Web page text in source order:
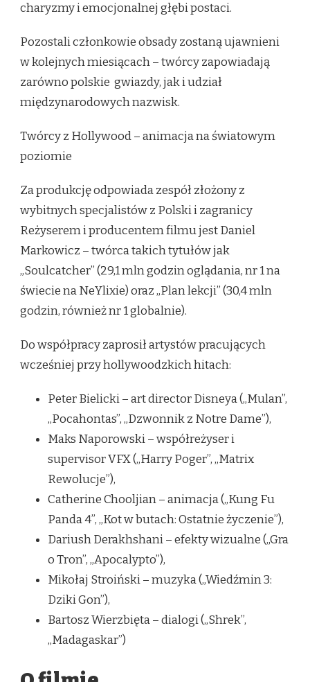
charyzmy i emocjonalnej głębi postaci.
Pozostali członkowie obsady zostaną ujawnieni
w kolejnych miesiącach – twórcy zapowiadają
zarówno polskie gwiazdy, jak i udział
międzynarodowych nazwisk.
Twórcy z Hollywood – animacja na światowym
poziomie
Za produkcję odpowiada zespół złożony z
wybitnych specjalistów z Polski i zagranicy
Reżyserem i producentem filmu jest Daniel
Markowicz – twórca takich tytułów jak
„Soulcatcher” (29,1 mln godzin oglądania, nr 1 na
świecie na NeYlixie) oraz „Plan lekcji” (30,4 mln
godzin, również nr 1 globalnie).
Do współpracy zaprosił artystów pracujących
wcześniej przy hollywoodzkich hitach:
Peter Bielicki – art director Disneya („Mulan”,
„Pocahontas”, „Dzwonnik z Notre Dame”),
Maks Naporowski – współreżyser i
supervisor VFX („Harry Poger”, „Matrix
Rewolucje”),
Catherine Chooljian – animacja („Kung Fu
Panda 4”, „Kot w butach: Ostatnie życzenie”),
Dariush Derakhshani – efekty wizualne („Gra
o Tron”, „Apocalypto”),
Mikołaj Stroiński – muzyka („Wiedźmin 3:
Dziki Gon”),
Bartosz Wierzbięta – dialogi („Shrek”,
„Madagaskar”)